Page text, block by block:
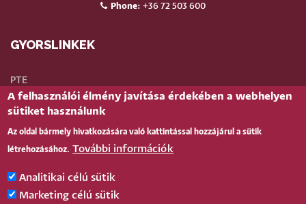
Phone: +36 72 503 600
GYORSLINKEK
PTE
Neptun
Webmail
Telefonkönyv
Teams
TÉR
(oktatói)
Bejelentkezés
A felhasználói élmény javítása érdekében a webhelyen
sütiket használunk
Az oldal bármely hivatkozására való kattintással hozzájárul a sütik
létrehozásához. További információk
Analitikai célú sütik
Marketing célú sütik